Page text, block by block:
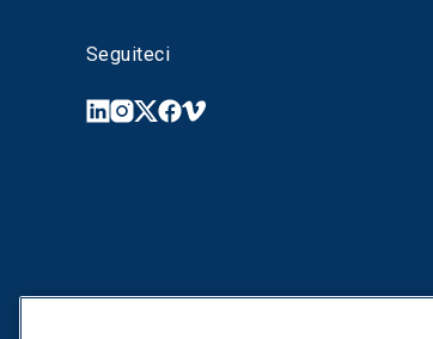
Seguiteci